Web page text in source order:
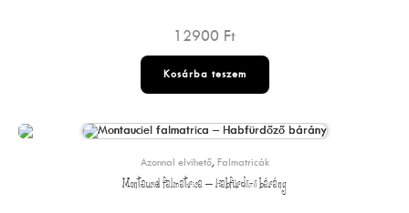
12900 Ft
Kosárba teszem
Azonnal elvihető, Falmatricák
Montauciel falmatrica – Habfürdőző bárány